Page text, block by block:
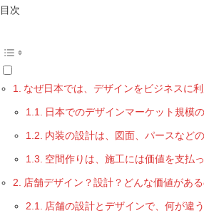
目次
なぜ日本では、デザインをビジネスに
日本でのデザインマーケット規模
内装の設計は、図面、パースなど
空間作りは、施工には価値を支払
店舗デザイン？設計？どんな価値がある
店舗の設計とデザインで、何が違